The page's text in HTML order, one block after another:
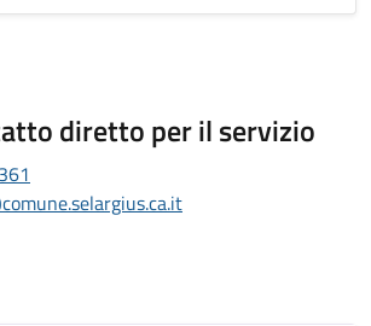
diretto per il servizio